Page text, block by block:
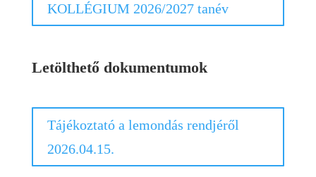
KOLLÉGIUM 2026/2027 tanév
Letölthető dokumentumok
Tájékoztató a lemondás rendjéről
2026.04.15.